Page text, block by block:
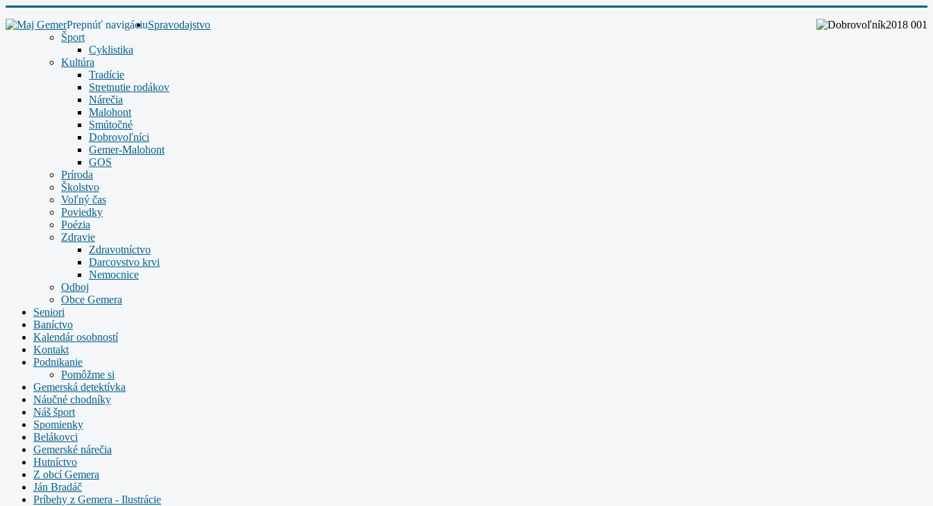
Prepnúť navigáciuSpravodajstvo
Šport
Cyklistika
Kultúra
Tradície
Stretnutie rodákov
Nárečia
Malohont
Smútočné
Dobrovoľníci
Gemer-Malohont
GOS
Príroda
Školstvo
Voľný čas
Poviedky
Poézia
Zdravie
Zdravotníctvo
Darcovstvo krvi
Nemocnice
Odboj
Obce Gemera
Seniori
Baníctvo
Kalendár osobností
Kontakt
Podnikanie
Pomôžme si
Gemerská detektívka
Náučné chodníky
Náš šport
Spomienky
Belákovci
Gemerské nárečia
Hutníctvo
Z obcí Gemera
Ján Bradáč
Príbehy z Gemera - Ilustrácie